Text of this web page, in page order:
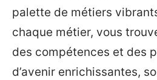
palette de métiers
chaque métier, vous
des compétences et des
d’avenir enrichissantes,